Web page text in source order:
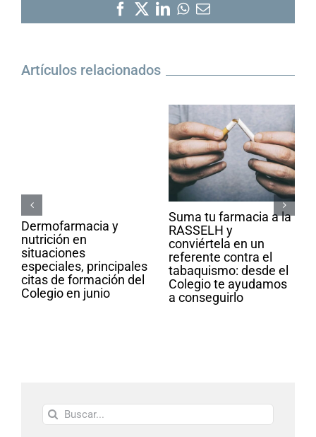
Facebook
X LinkedIn
WhatsApp
Correo
electrónico
Artículos relacionados
Dermofarmacia y
nutrición en
situaciones
especiales, principales
citas de formación del
Colegio en junio
Suma tu farmacia a la
RASSELH y
conviértela en un
referente contra el
tabaquismo: desde el
Colegio te ayudamos
a conseguirlo
Buscar: